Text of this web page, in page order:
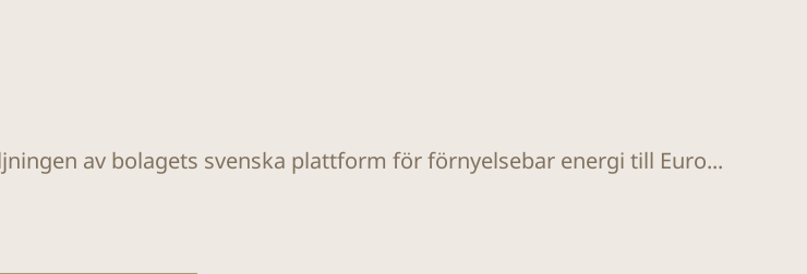
av bolagets svenska plattform för förnyelsebar energi till Euro...